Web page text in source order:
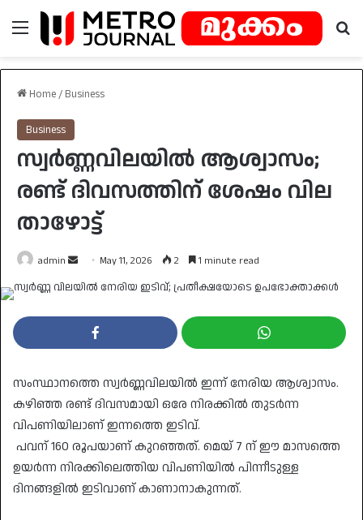
Menu
Home / Business
Business
സ്വർണ്ണവിലയിൽ ആശ്വാസം;
രണ്ട് ദിവസത്തിന് ശേഷം വില
താഴോട്ട്
admin
Send
an
May 11, 2026 2 1 minute read
സംസ്ഥാനത്തെ സ്വർണ്ണവിലയിൽ ഇന്ന് നേരിയ ആശ്വാസം.
കഴിഞ്ഞ രണ്ട് ദിവസമായി ഒരേ നിരക്കിൽ തുടർന്ന
വിപണിയിലാണ് ഇന്നത്തെ ഇടിവ്.
പവന് 160 രൂപയാണ് കുറഞ്ഞത്. മെയ് 7 ന് ഈ മാസത്തെ
ഉയർന്ന നിരക്കിലെത്തിയ വിപണിയിൽ പിന്നീടുള്ള
ദിനങ്ങളിൽ ഇടിവാണ് കാണാനാകുന്നത്.